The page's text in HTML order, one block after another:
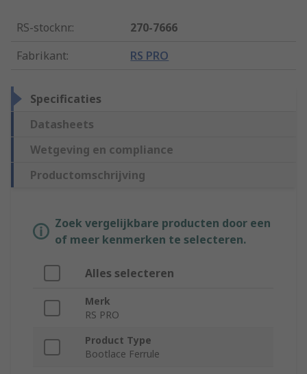
RS-stocknr.:
270-7666
Fabrikant: RS PRO
Specificaties
Datasheets
Wetgeving en compliance
Productomschrijving
Zoek vergelijkbare producten door een
of meer kenmerken te selecteren.
Alles selecteren
Merk
RS PRO
Product Type
Bootlace Ferrule